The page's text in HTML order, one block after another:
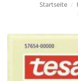
Startseite /